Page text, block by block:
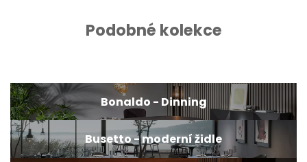
Podobné kolekce
Bonaldo - Dinning
Busetto - moderní židle